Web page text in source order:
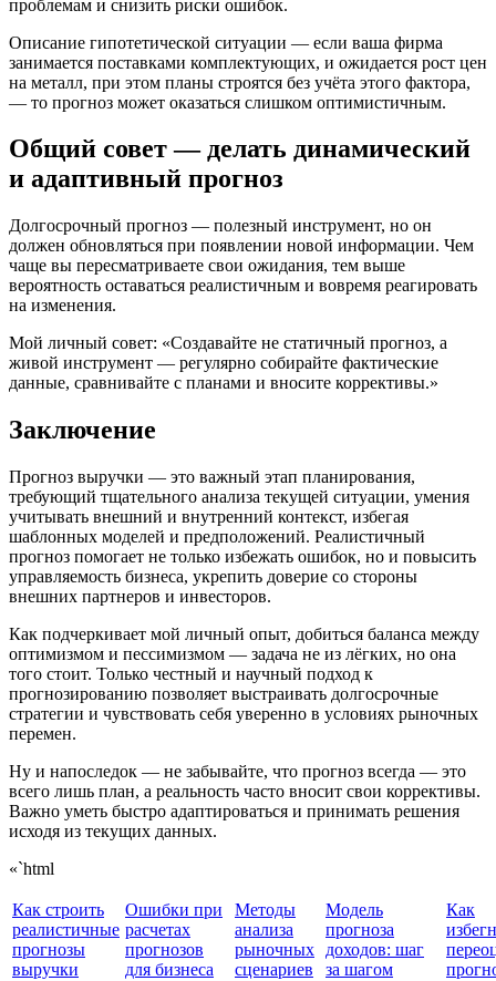
проблемам и снизить риски ошибок.
Описание гипотетической ситуации — если ваша фирма
занимается поставками комплектующих, и ожидается рост цен
на металл, при этом планы строятся без учёта этого фактора,
— то прогноз может оказаться слишком оптимистичным.
Общий совет — делать динамический
и адаптивный прогноз
Долгосрочный прогноз — полезный инструмент, но он
должен обновляться при появлении новой информации. Чем
чаще вы пересматриваете свои ожидания, тем выше
вероятность оставаться реалистичным и вовремя реагировать
на изменения.
Мой личный совет: «Создавайте не статичный прогноз, а
живой инструмент — регулярно собирайте фактические
данные, сравнивайте с планами и вносите коррективы.»
Заключение
Прогноз выручки — это важный этап планирования,
требующий тщательного анализа текущей ситуации, умения
учитывать внешний и внутренний контекст, избегая
шаблонных моделей и предположений. Реалистичный
прогноз помогает не только избежать ошибок, но и повысить
управляемость бизнеса, укрепить доверие со стороны
внешних партнеров и инвесторов.
Как подчеркивает мой личный опыт, добиться баланса между
оптимизмом и пессимизмом — задача не из лёгких, но она
того стоит. Только честный и научный подход к
прогнозированию позволяет выстраивать долгосрочные
стратегии и чувствовать себя уверенно в условиях рыночных
перемен.
Ну и напоследок — не забывайте, что прогноз всегда — это
всего лишь план, а реальность часто вносит свои коррективы.
Важно уметь быстро адаптироваться и принимать решения
исходя из текущих данных.
«`html
Как строить
реалистичные
прогнозы
выручки
Ошибки при
расчетах
прогнозов
для бизнеса
Методы
анализа
рыночных
сценариев
Модель
прогноза
доходов: шаг
за шагом
Как